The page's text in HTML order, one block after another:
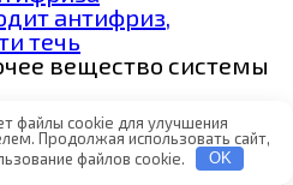
антифриз,
течь
вещество системы
файлы cookie для улучшения
Продолжая использовать сайт,
файлов cookie.
OK